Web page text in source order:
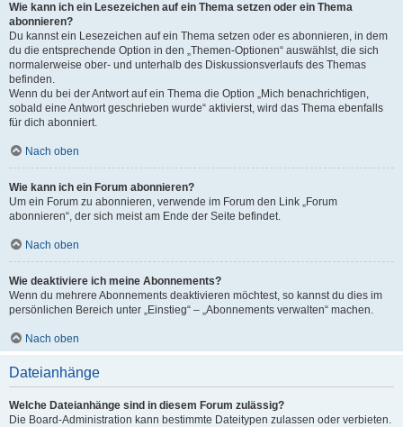
Wie kann ich ein Lesezeichen auf ein Thema setzen oder ein Thema
abonnieren?
Du kannst ein Lesezeichen auf ein Thema setzen oder es abonnieren, in dem
du die entsprechende Option in den „Themen-Optionen“ auswählst, die sich
normalerweise ober- und unterhalb des Diskussionsverlaufs des Themas
befinden.
Wenn du bei der Antwort auf ein Thema die Option „Mich benachrichtigen,
sobald eine Antwort geschrieben wurde“ aktivierst, wird das Thema ebenfalls
für dich abonniert.
Nach oben
Wie kann ich ein Forum abonnieren?
Um ein Forum zu abonnieren, verwende im Forum den Link „Forum
abonnieren“, der sich meist am Ende der Seite befindet.
Nach oben
Wie deaktiviere ich meine Abonnements?
Wenn du mehrere Abonnements deaktivieren möchtest, so kannst du dies im
persönlichen Bereich unter „Einstieg“ – „Abonnements verwalten“ machen.
Nach oben
Dateianhänge
Welche Dateianhänge sind in diesem Forum zulässig?
Die Board-Administration kann bestimmte Dateitypen zulassen oder verbieten.